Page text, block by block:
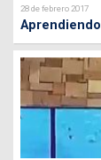
28 de febrero 2017